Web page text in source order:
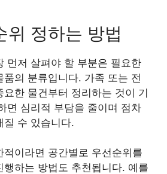
위 정하는 방법
먼저 살펴야 할 부분은 필요한
품의 분류입니다. 가족 또는 전
요한 물건부터 정리하는 것이 기
면 심리적 부담을 줄이며 점차
질 수 있습니다.
이라면 공간별로 우선순위를
행하는 방법도 추천됩니다. 예를